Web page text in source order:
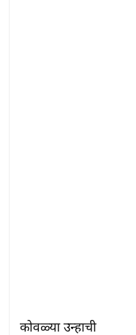
कोवळ्या उन्हाची